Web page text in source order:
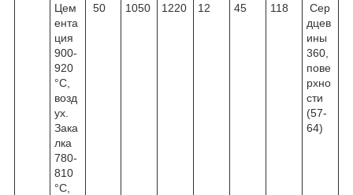
Цем
ента
ция
900-
920
°С,
возд
ух.
Зака
лка
780-
810
°С,
50 1050 1220 12 45 118
Сер
дцев
ины
360,
пове
рхно
сти
(57-
64)